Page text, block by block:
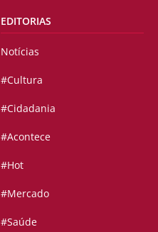
EDITORIAS
Notícias
#Cultura
#Cidadania
#Acontece
#Hot
#Mercado
#Saúde